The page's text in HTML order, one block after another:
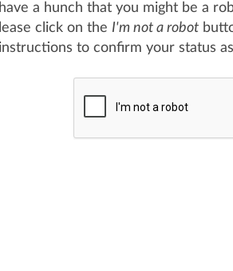
a hunch that you might be a
click on the I'm not a robot
instructions to confirm your status